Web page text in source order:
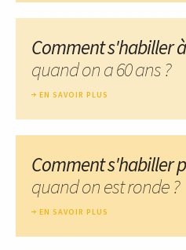
Comment s'habiller
quand on a 60 ans ?
EN SAVOIR PLUS
Comment s'habiller
quand on est ronde ?
EN SAVOIR PLUS